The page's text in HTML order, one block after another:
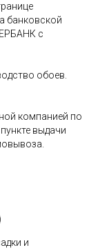
банковской
с
обоев.
компанией по
выдачи
и